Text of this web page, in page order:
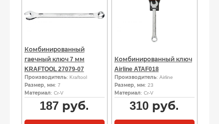
Комбинированный
гаечный ключ 7 мм
KRAFTOOL 27079-07
Производитель: Kraftool
Размер, мм: 7
Материал: Cr-V
187 руб.
Комбинированный ключ
Airline ATAF018
Производитель: Airline
Размер, мм: 23
Материал: Cr-V
310 руб.